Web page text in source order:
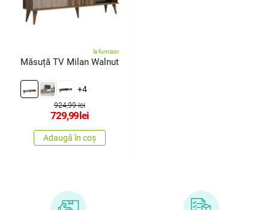
la furnizor
Măsuță TV Milan Walnut
+4
924,99 lei
729,99 lei
Adaugă în coș